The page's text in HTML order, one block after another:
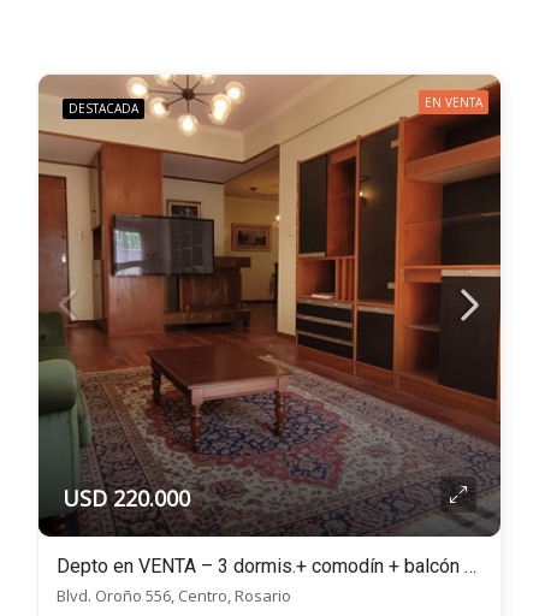
DESTACADA EN VENTA
USD 220.000
Depto en VENTA – 3 dormis.+ comodín + balcón + galería + cochera – INCREIBLE UBICACIÓN – Bv. Oroño 500 – VISTA AL FRENTE y COCHERA
Blvd. Oroño 556, Centro, Rosario